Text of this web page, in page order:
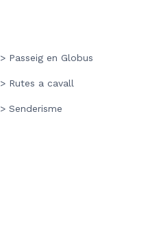
> Passeig en Globus
> Rutes a cavall
> Senderisme